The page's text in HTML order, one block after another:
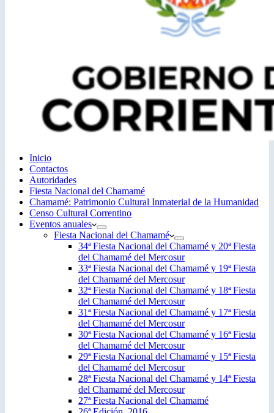
Inicio
Contactos
Autoridades
Fiesta Nacional del Chamamé
Chamamé: Patrimonio Cultural Inmaterial de la Humanidad
Censo Cultural Correntino
Eventos anuales
Fiesta Nacional del Chamamé
34ª Fiesta Nacional del Chamamé y 20ª Fiesta
del Chamamé del Mercosur
33ª Fiesta Nacional del Chamamé y 19ª Fiesta
del Chamamé del Mercosur
32ª Fiesta Nacional del Chamamé y 18ª Fiesta
del Chamamé del Mercosur
31ª Fiesta Nacional del Chamamé y 17ª Fiesta
del Chamamé del Mercosur
30ª Fiesta Nacional del Chamamé y 16ª Fiesta
del Chamamé del Mercosur
29ª Fiesta Nacional del Chamamé y 15ª Fiesta
del Chamamé del Mercosur
28ª Fiesta Nacional del Chamamé y 14ª Fiesta
del Chamamé del Mercosur
27ª Fiesta Nacional del Chamamé